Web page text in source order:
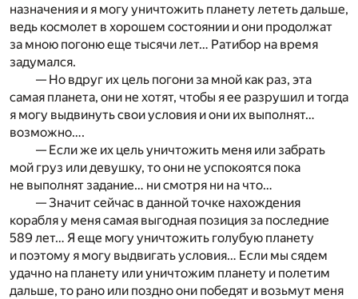
назначения и я могу уничтожить планету лететь дальше,
ведь космолет в хорошем состоянии и они продолжат
за мною погоню еще тысячи лет… Ратибор на время
задумался.
— Но вдруг их цель погони за мной как раз, эта
самая планета, они не хотят, чтобы я ее разрушил и тогда
я могу выдвинуть свои условия и они их выполнят…
возможно….
— Если же их цель уничтожить меня или забрать
мой груз или девушку, то они не успокоятся пока
не выполнят задание… ни смотря ни на что…
— Значит сейчас в данной точке нахождения
корабля у меня самая выгодная позиция за последние
589 лет… Я еще могу уничтожить голубую планету
и поэтому я могу выдвигать условия… Если мы сядем
удачно на планету или уничтожим планету и полетим
дальше, то рано или поздно они победят и возьмут меня